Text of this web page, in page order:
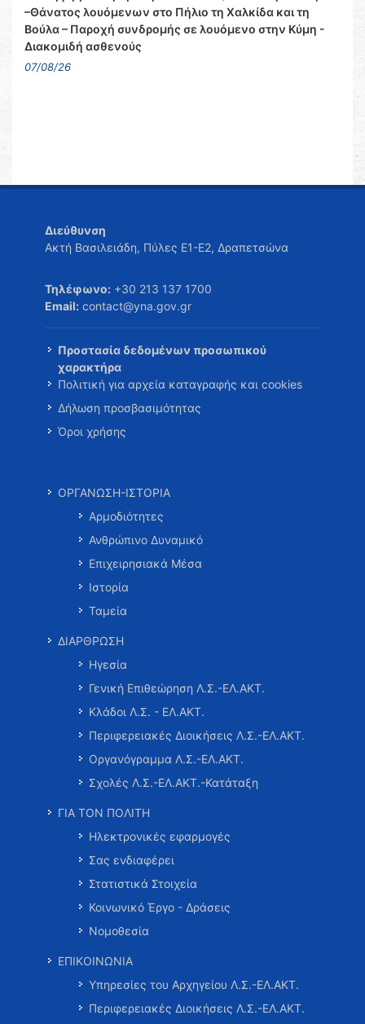
–Θάνατος λουόμενων στο Πήλιο τη Χαλκίδα και τη
Βούλα – Παροχή συνδρομής σε λουόμενο στην Κύμη -
Διακομιδή ασθενούς
07/08/26
Διεύθυνση
Ακτή Βασιλειάδη, Πύλες Ε1-Ε2, Δραπετσώνα
Τηλέφωνο: +30 213 137 1700
Email: contact@yna.gov.gr
Προστασία δεδομένων προσωπικού
χαρακτήρα
Πολιτική για αρχεία καταγραφής και cookies
Δήλωση προσβασιμότητας
Όροι χρήσης
ΟΡΓΑΝΩΣΗ-ΙΣΤΟΡΙΑ
Αρμοδιότητες
Ανθρώπινο Δυναμικό
Επιχειρησιακά Μέσα
Ιστορία
Ταμεία
ΔΙΑΡΘΡΩΣΗ
Ηγεσία
Γενική Επιθεώρηση Λ.Σ.-ΕΛ.ΑΚΤ.
Κλάδοι Λ.Σ. - ΕΛ.ΑΚΤ.
Περιφερειακές Διοικήσεις Λ.Σ.-ΕΛ.ΑΚΤ.
Οργανόγραμμα Λ.Σ.-ΕΛ.ΑΚΤ.
Σχολές Λ.Σ.-ΕΛ.ΑΚΤ.-Κατάταξη
ΓΙΑ ΤΟΝ ΠΟΛΙΤΗ
Ηλεκτρονικές εφαρμογές
Σας ενδιαφέρει
Στατιστικά Στοιχεία
Κοινωνικό Έργο - Δράσεις
Νομοθεσία
ΕΠΙΚΟΙΝΩΝΙΑ
Υπηρεσίες του Αρχηγείου Λ.Σ.-ΕΛ.ΑΚΤ.
Περιφερειακές Διοικήσεις Λ.Σ.-ΕΛ.ΑΚΤ.